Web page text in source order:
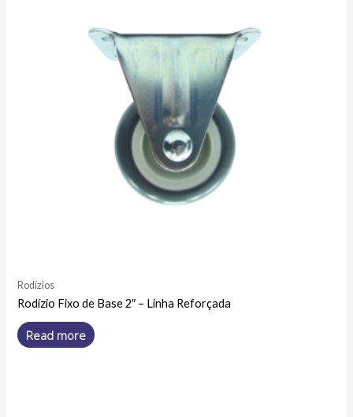
Rodízios
Rodízio Fixo de Base 2″ – Linha Reforçada
Read more